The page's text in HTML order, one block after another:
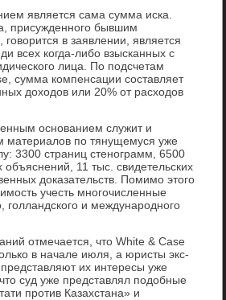
является сама сумма иска.
присужденного бывшим
в заявлении, является
всех когда-либо взысканных с
лица. По подсчетам
сумма компенсации составляет
доходов или 20% от расходов
основанием служит и
материалов по тянущемуся уже
3300 страниц стенограмм, 6500
11 тыс. свидетельских
доказательств. Помимо этого
учесть многочисленные
голландского и международного
отмечается, что White & Case
в начале июля, а юристы экс-
их интересы уже
суд уже представлял подобные
против Казахстана» и